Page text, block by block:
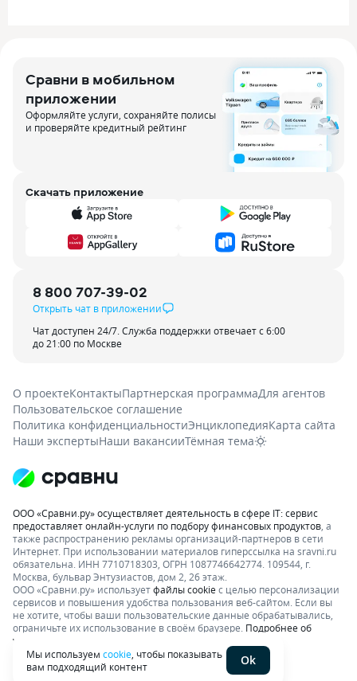
Сравни в мобильном
приложении
Оформляйте услуги, сохраняйте полисы
и проверяйте кредитный рейтинг
Скачать приложение
8 800 707-39-02
Открыть чат в приложении
Чат доступен 24/7. Служба поддержки отвечает с 6:00
до 21:00 по Москве
О проектеКонтактыПартнерская программаДля агентов
Пользовательское соглашение
Политика конфиденциальностиЭнциклопедияКарта сайта
Наши экспертыНаши вакансииТёмная тема
ООО «Сравни.ру» осуществляет деятельность в сфере IT: сервис
предоставляет онлайн-услуги по подбору финансовых продуктов , а
также распространению рекламы организаций-партнеров в сети
Интернет. При использовании материалов гиперссылка на sravni.ru
обязательна. ИНН 7710718303, ОГРН 1087746642774. 109544, г.
Москва, бульвар Энтузиастов, дом 2, 26 этаж.
ООО «Сравни.ру» используетфайлы cookieс целью персонализации
сервисов и повышения удобства пользования веб-сайтом. Если вы
не хотите, чтобы ваши пользовательские данные обрабатывались,
ограничьте их использование в своём браузере. Подробнее об
условиях.
Мы используем cookie , чтобы показывать
вам подходящий контент
Ok